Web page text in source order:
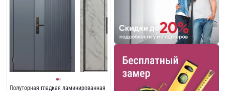
Полуторная гладкая ламинированная